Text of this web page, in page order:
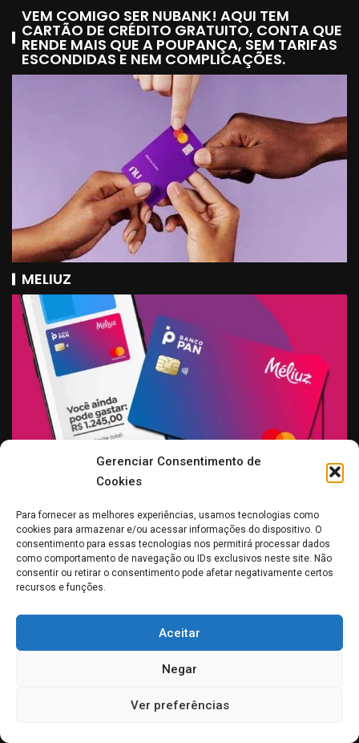
Gerenciar Consentimento de
Cookies
Para fornecer as melhores experiências, usamos tecnologias como
cookies para armazenar e/ou acessar informações do dispositivo. O
consentimento para essas tecnologias nos permitirá processar dados
como comportamento de navegação ou IDs exclusivos neste site. Não
consentir ou retirar o consentimento pode afetar negativamente certos
recursos e funções.
Aceitar
Negar
Ver preferências
VEM COMIGO SER NUBANK! AQUI TEM
CARTÃO DE CRÉDITO GRATUITO, CONTA QUE
RENDE MAIS QUE A POUPANÇA, SEM TARIFAS
ESCONDIDAS E NEM COMPLICAÇÕES.
MELIUZ
Banco, Loja, Cartão de crédito, cashback de compras e até
de notas fiscais de outras lojas. Isso é Meliuz. Conheça e
apaixone-se.
Clique na imagem
VENHA PARA A MELHOR HOSPEDAGEM DA